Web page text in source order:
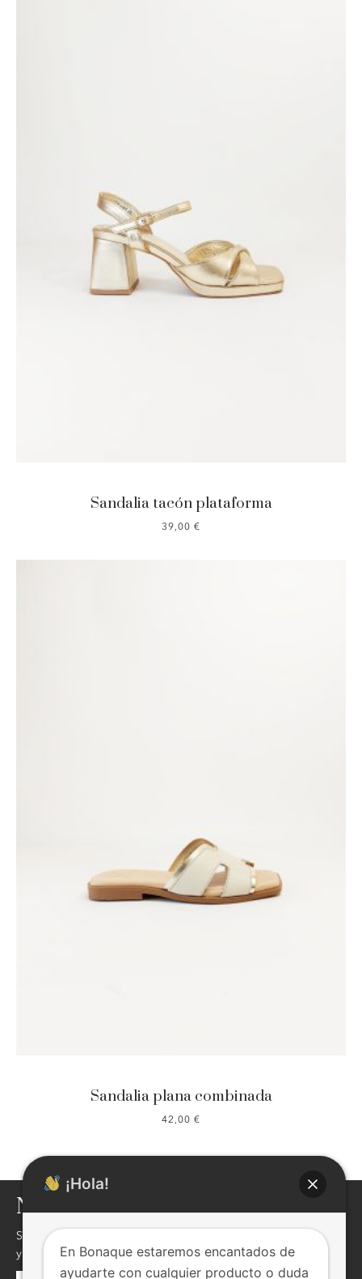
Sandalia tacón plataforma
39,00 €
Sandalia plana combinada
42,00 €
NEWSLETTER
Si quieres enterarte de nuestras novedades,descuentos,eventos
y mucho más ! inscribite, seguro te va a interesar !
¡Hola!
En Bonaque estaremos encantados de
ayudarte con cualquier producto o duda